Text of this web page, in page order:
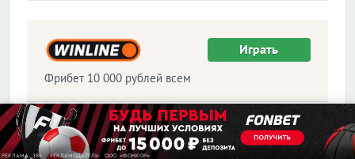
Играть
Фрибет 10 000 рублей всем
Играть
Премьер-
Чемпионшип
Первая
лига
Вторая